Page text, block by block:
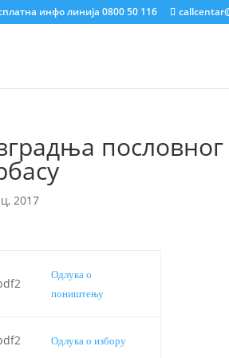
инфо линија 0800 50 116
2017
Одлука о
поништењу
Одлука о избору